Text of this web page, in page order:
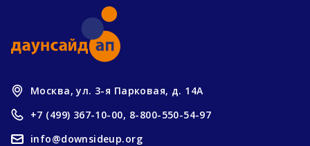
Москва, ул. 3-я Парковая, д. 14А
+7 (499) 367-10-00, 8-800-550-54-97
info@downsideup.org